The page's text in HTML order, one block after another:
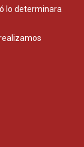
lo determinara